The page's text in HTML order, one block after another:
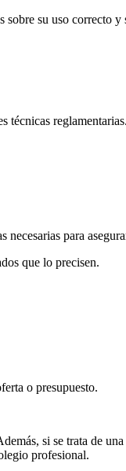
su uso correcto
técnicas reglamentarias.
para
que lo precisen.
o presupuesto.
si se trata de
profesional.